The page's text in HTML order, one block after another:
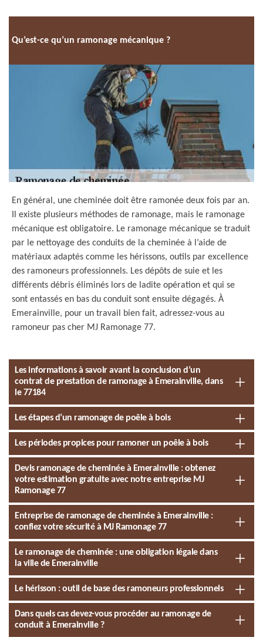
Qu’est-ce qu’un ramonage mécanique ?
En général, une cheminée doit être ramonée deux fois par an.
Il existe plusieurs méthodes de ramonage, mais le ramonage
mécanique est obligatoire. Le ramonage mécanique se traduit
par le nettoyage des conduits de la cheminée à l’aide de
matériaux adaptés comme les hérissons, outils par excellence
des ramoneurs professionnels. Les dépôts de suie et les
différents débris éliminés lors de ladite opération et qui se
sont entassés en bas du conduit sont ensuite dégagés. À
Emerainville, pour un travail bien fait, adressez-vous au
ramoneur pas cher MJ Ramonage 77.
Les informations à savoir avant la conclusion d’un
contrat de prestation de ramonage à Emerainville, dans
le 77184
Les étapes d’un ramonage de poêle à bois
Les périodes propices pour ramoner un poêle à bois
Devis ramonage de cheminée à Emerainville : obtenez
votre estimation gratuite avec notre entreprise MJ
Ramonage 77
Entreprise de ramonage de cheminée à Emerainville :
confiez votre sécurité à MJ Ramonage 77
Le ramonage de cheminée : une obligation légale dans
la ville de Emerainville
Le hérisson : outil de base des ramoneurs professionnels
Dans quels cas devez-vous procéder au ramonage de
conduit à Emerainville ?